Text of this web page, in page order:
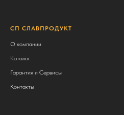
СП СЛАВПРОДУКТ
О компании
Каталог
Гарантия и Сервисы
Контакты